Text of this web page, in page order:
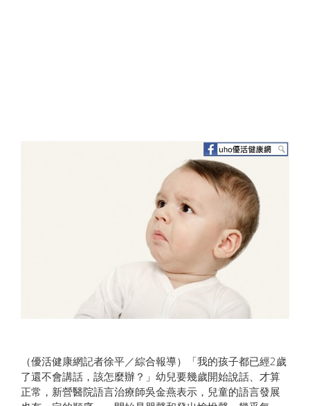
（優活健康網記者徐平／綜合報導）「我的孩子都已經2歲
了還不會講話，該怎麼辦？」幼兒要幾歲開始說話、才算
正常，新營醫院語言治療師吳金燕表示，兒童的語言發展